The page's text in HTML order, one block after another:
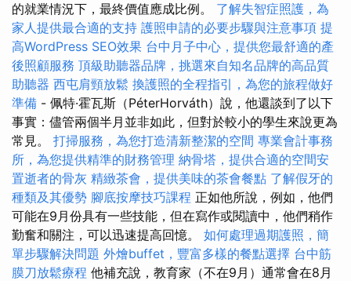
的就業情況下，最終價值應成比例。 了解失智症照護，為
家人提供最合適的支持 護照申請的必要步驟與注意事項 提
高WordPress SEO效果 台中月子中心，提供您最舒適的產
後照顧服務 頂級助聽器品牌，挑選來自知名品牌的高品質
助聽器 西屯肩頸放鬆 換護照的全程指引，為您的旅程做好
準備 - 佩特·霍瓦斯（PéterHorváth）說，他還談到了以下
事實：儘管兩個半月並非如此，但對於較小的學生來說更為
常見。 打掃服務，為您打造清新整潔的空間 專業會計事務
所，為您提供精準的財務管理 納骨塔，提供合適的空間安
置逝者的骨灰 精緻茶會，提供美味的茶會餐點 了解假牙的
種類及其優勢 腳底按摩技巧課程 正如他所說，例如，他們
可能在9月份具有一些技能，但在寫作或閱讀中，他們稍作
勤奮和關注，可以迅速提高回憶。 如何處理過期護照，簡
單步驟解決問題 外燴buffet，豐富多樣的餐點選擇 台中筋
膜刀放鬆療程 他補充說，教育家（不在9月）通常會在8月